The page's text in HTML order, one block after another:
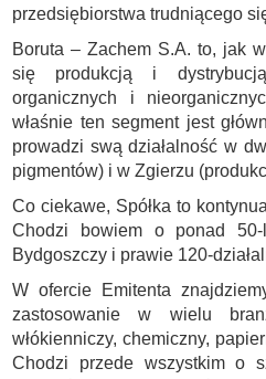
przedsiębiorstwa trudniącego
Boruta – Zachem S.A. to, jak
się produkcją i
organicznych i
właśnie ten segment jest
prowadzi swą działalność w
pigmentów) i w Zgierzu
Co ciekawe, Spółka to
Chodzi bowiem o ponad 50-
Bydgoszczy i prawie 120-
W ofercie Emitenta
zastosowanie w wielu
włókienniczy, chemiczny,
Chodzi przede wszystkim o